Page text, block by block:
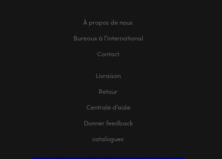
À propos de nous
Bureaux à l’international
Contact
Livraison
Retour
Centrale d’aide
Donner feedback
catalogues